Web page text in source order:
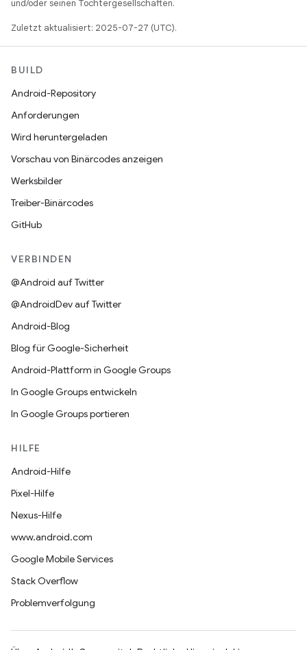
und/oder seinen Tochtergesellschaften.
Zuletzt aktualisiert: 2025-07-27 (UTC).
BUILD
Android-Repository
Anforderungen
Wird heruntergeladen
Vorschau von Binärcodes anzeigen
Werksbilder
Treiber-Binärcodes
GitHub
VERBINDEN
@Android auf Twitter
@AndroidDev auf Twitter
Android-Blog
Blog für Google-Sicherheit
Android-Plattform in Google Groups
In Google Groups entwickeln
In Google Groups portieren
HILFE
Android-Hilfe
Pixel-Hilfe
Nexus-Hilfe
www.android.com
Google Mobile Services
Stack Overflow
Problemverfolgung